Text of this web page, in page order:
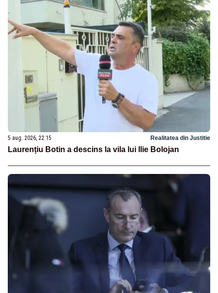
5 aug. 2026, 22:15 Realitatea din Justitie
Laurențiu Botin a descins la vila lui Ilie Bolojan